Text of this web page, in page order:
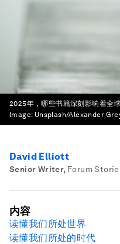
2025年，哪些书籍深刻影响着全
Image: Unsplash/Alexander
David Elliott
Senior Writer, Forum
内容
读懂我们所处世界
读懂我们所处的时代